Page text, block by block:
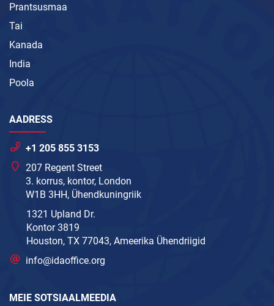
Prantsusmaa
Tai
Kanada
India
Poola
AADRESS
+1 205 855 3153
207 Regent Street
3. korrus, kontor, London
W1B 3HH, Ühendkuningriik
1321 Upland Dr.
Kontor 3819
Houston, TX 77043, Ameerika Ühendriigid
info@idaoffice.org
MEIE SOTSIAALMEEDIA